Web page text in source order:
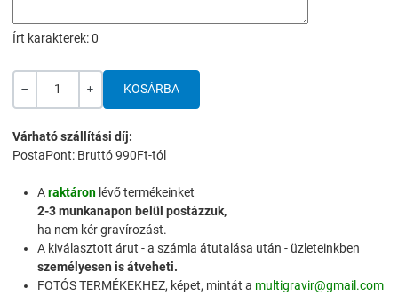
Írt karakterek:0
Mennyiség
Várható szállítási díj:
PostaPont: Bruttó 990Ft-tól
Araktáron lévő termékeinket
2-3 munkanapon belül postázzuk,
ha nem kér gravírozást.
A kiválasztott árut - a számla átutalása után - üzleteinkben
személyesen is átveheti.
FOTÓS TERMÉKEKHEZ, képet, mintát a multigravir@gmail.com